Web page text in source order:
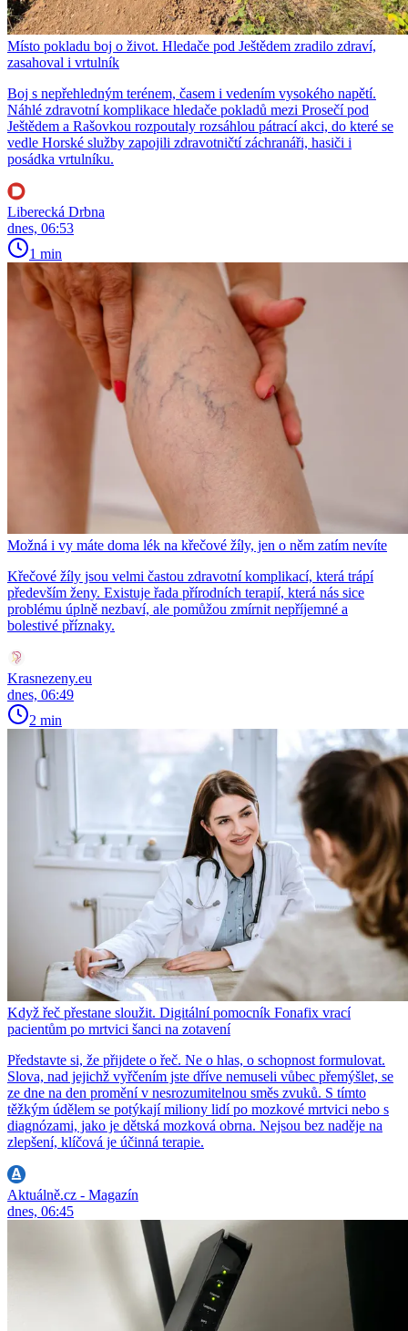
Místo pokladu boj o život. Hledače pod Ještědem zradilo zdraví,
zasahoval i vrtulník
Boj s nepřehledným terénem, časem i vedením vysokého napětí.
Náhlé zdravotní komplikace hledače pokladů mezi Prosečí pod
Ještědem a Rašovkou rozpoutaly rozsáhlou pátrací akci, do které se
vedle Horské služby zapojili zdravotničtí záchranáři, hasiči i
posádka vrtulníku.
Liberecká Drbna
dnes, 06:53
1 min
Možná i vy máte doma lék na křečové žíly, jen o něm zatím nevíte
Křečové žíly jsou velmi častou zdravotní komplikací, která trápí
především ženy. Existuje řada přírodních terapií, která nás sice
problému úplně nezbaví, ale pomůžou zmírnit nepříjemné a
bolestivé příznaky.
Krasnezeny.eu
dnes, 06:49
2 min
Když řeč přestane sloužit. Digitální pomocník Fonafix vrací
pacientům po mrtvici šanci na zotavení
Představte si, že přijdete o řeč. Ne o hlas, o schopnost formulovat.
Slova, nad jejichž vyřčením jste dříve nemuseli vůbec přemýšlet, se
ze dne na den promění v nesrozumitelnou směs zvuků. S tímto
těžkým údělem se potýkají miliony lidí po mozkové mrtvici nebo s
diagnózami, jako je dětská mozková obrna. Nejsou bez naděje na
zlepšení, klíčová je účinná terapie.
Aktuálně.cz - Magazín
dnes, 06:45